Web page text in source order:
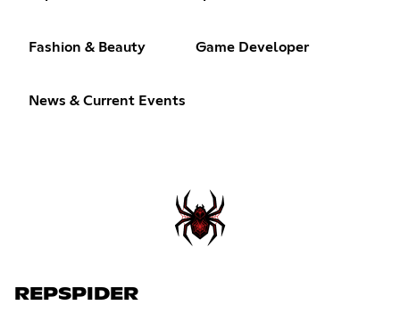
Fashion & Beauty Game Developer
News & Current Events
REPSPIDER